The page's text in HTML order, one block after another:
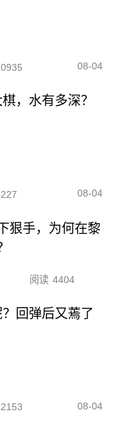
08-04
，水有多深？
08-04
狠手，为何在黎
阅读 4404
回弹后又蔫了
08-04